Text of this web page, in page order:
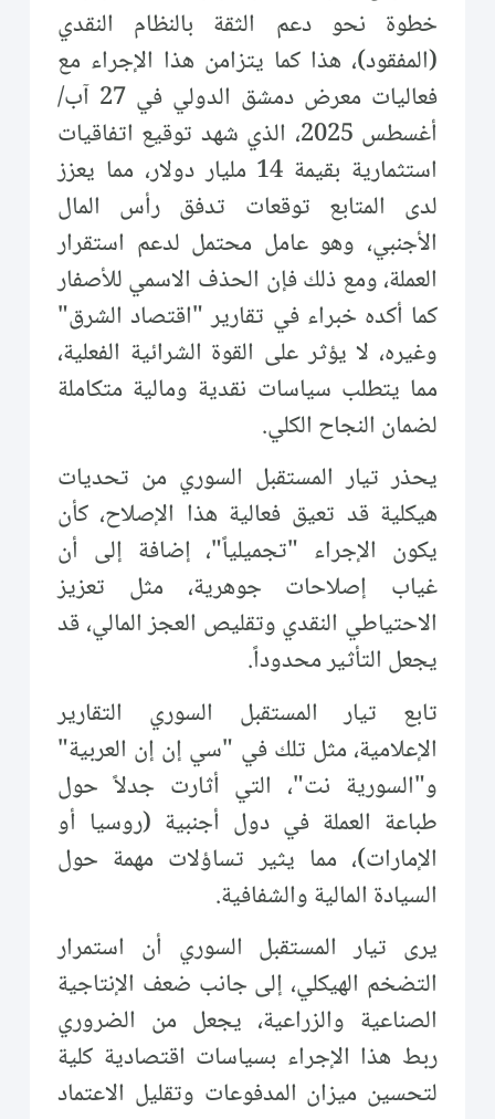
خطوة نحو دعم الثقة بالنظام النقدي
(المفقود)، هذا كما يتزامن هذا الإجراء مع
فعاليات معرض دمشق الدولي في 27 آب/
أغسطس 2025، الذي شهد توقيع اتفاقيات
استثمارية بقيمة 14 مليار دولار، مما يعزز
لدى المتابع توقعات تدفق رأس المال
الأجنبي، وهو عامل محتمل لدعم استقرار
العملة، ومع ذلك فإن الحذف الاسمي للأصفار
كما أكده خبراء في تقارير "اقتصاد الشرق"
وغيره، لا يؤثر على القوة الشرائية الفعلية،
مما يتطلب سياسات نقدية ومالية متكاملة
لضمان النجاح الكلي.
يحذر تيار المستقبل السوري من تحديات
هيكلية قد تعيق فعالية هذا الإصلاح، كأن
يكون الإجراء "تجميلياً"، إضافة إلى أن
غياب إصلاحات جوهرية، مثل تعزيز
الاحتياطي النقدي وتقليص العجز المالي، قد
يجعل التأثير محدوداً.
تابع تيار المستقبل السوري التقارير
الإعلامية، مثل تلك في "سي إن إن العربية"
و"السورية نت"، التي أثارت جدلاً حول
طباعة العملة في دول أجنبية (روسيا أو
الإمارات)، مما يثير تساؤلات مهمة حول
السيادة المالية والشفافية.
يرى تيار المستقبل السوري أن استمرار
التضخم الهيكلي، إلى جانب ضعف الإنتاجية
الصناعية والزراعية، يجعل من الضروري
ربط هذا الإجراء بسياسات اقتصادية كلية
لتحسين ميزان المدفوعات وتقليل الاعتماد